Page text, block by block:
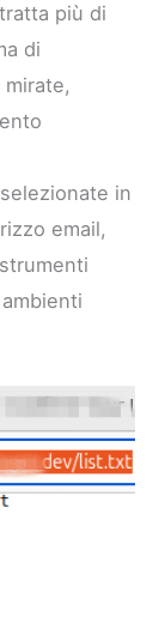
più di
di
in
email,